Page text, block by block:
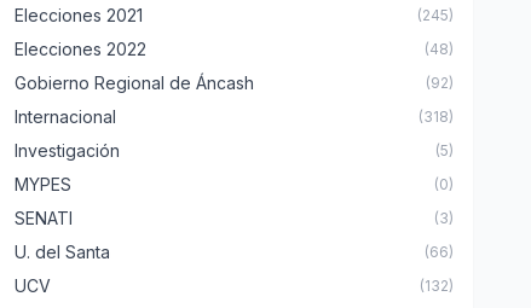
Elecciones 2021 (245)
Elecciones 2022 (48)
Gobierno Regional de Áncash (92)
Internacional (318)
Investigación (5)
MYPES (0)
SENATI (3)
U. del Santa (66)
UCV (132)